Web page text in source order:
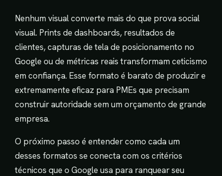
Nenhum visual converte mais do que prova social
visual. Prints de dashboards, resultados de
clientes, capturas de tela de posicionamento no
Google ou de métricas reais transformam ceticismo
em confiança. Esse formato é barato de produzir e
extremamente eficaz para PMEs que precisam
construir autoridade sem um orçamento de grande
empresa.
O próximo passo é entender como cada um
desses formatos se conecta com os critérios
técnicos que o Google usa para ranquear seu